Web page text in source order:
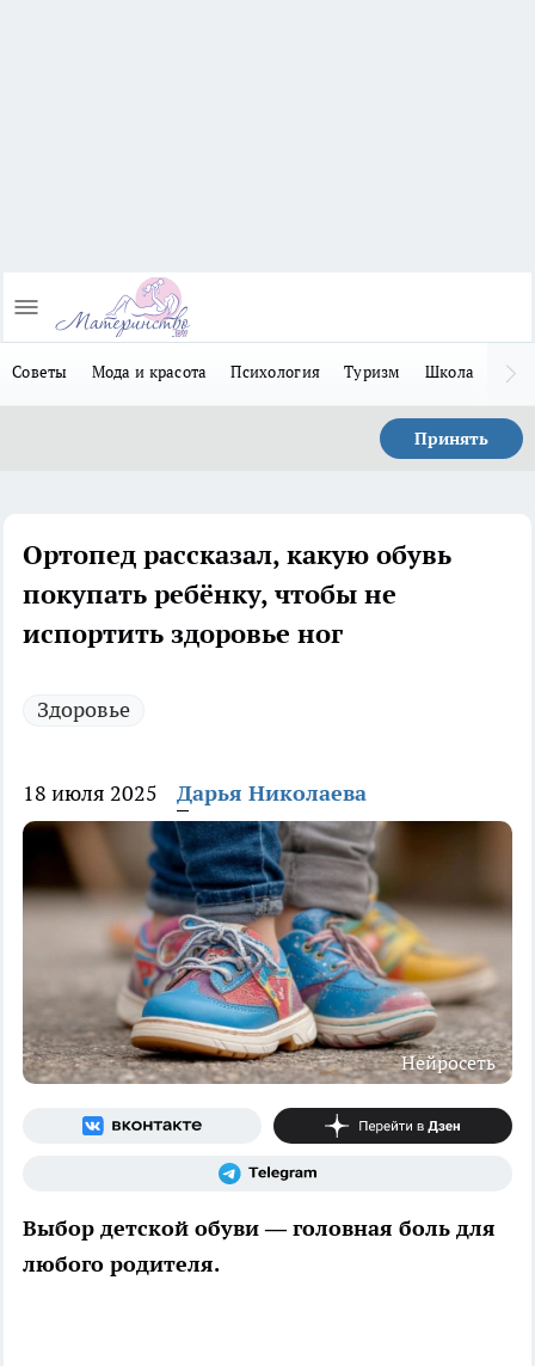
Советы Мода и красота Психология Туризм Школа
Принять
Ортопед рассказал, какую обувь
покупать ребёнку, чтобы не
испортить здоровье ног
Здоровье
18 июля 2025 Дарья Николаева
Нейросеть
Выбор детской обуви — головная боль для
любого родителя.